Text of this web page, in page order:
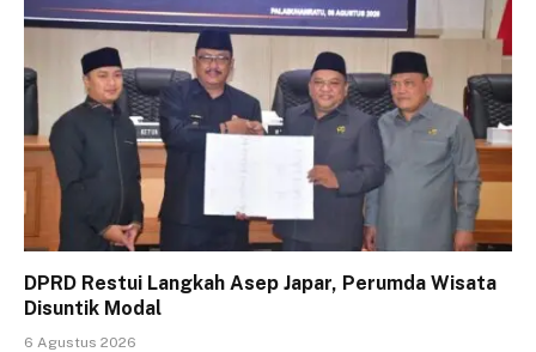
DPRD Restui Langkah Asep Japar, Perumda Wisata
Disuntik Modal
6 Agustus 2026